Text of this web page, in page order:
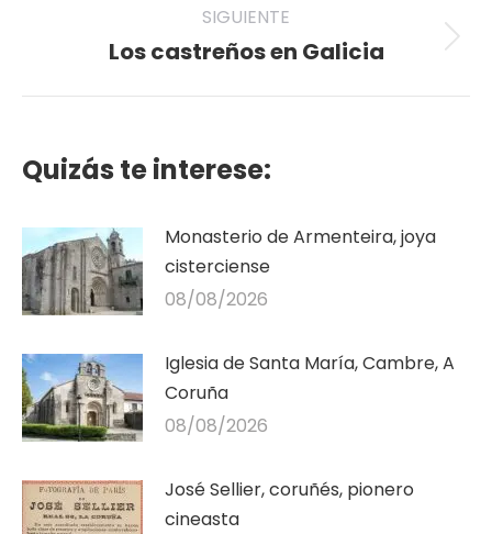
SIGUIENTE
Publicación
Los castreños en Galicia
Quizás te interese:
Monasterio de Armenteira, joya
cisterciense
08/08/2026
Iglesia de Santa María, Cambre, A
Coruña
08/08/2026
José Sellier, coruñés, pionero
cineasta